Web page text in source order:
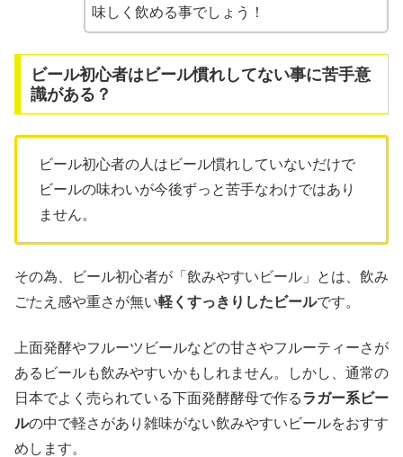
味しく飲める事でしょう！
ビール初心者はビール慣れしてない事に苦手意
識がある？
ビール初心者の人はビール慣れしていないだけで
ビールの味わいが今後ずっと苦手なわけではあり
ません。
その為、ビール初心者が「飲みやすいビール」とは、飲み
ごたえ感や重さが無い軽くすっきりしたビールです。
上面発酵やフルーツビールなどの甘さやフルーティーさが
あるビールも飲みやすいかもしれません。しかし、通常の
日本でよく売られている下面発酵酵母で作るラガー系ビー
ルの中で軽さがあり雑味がない飲みやすいビールをおすす
めします。